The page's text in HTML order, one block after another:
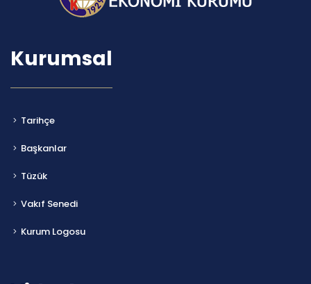
Kurumsal
Tarihçe
Başkanlar
Tüzük
Vakıf Senedi
Kurum Logosu